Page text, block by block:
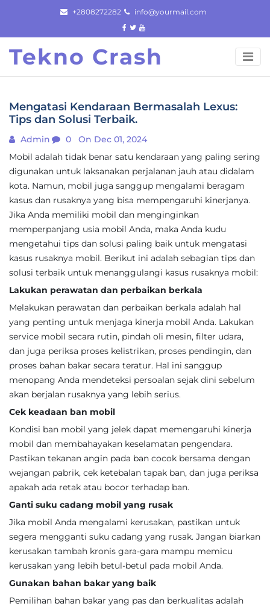
content
+2808272282 info@yourmail.com
Tekno Crash
Mengatasi Kendaraan Bermasalah Lexus:
Tips dan Solusi Terbaik.
Admin 0
On Dec 01, 2024
Mobil adalah tidak benar satu kendaraan yang paling sering
digunakan untuk laksanakan perjalanan jauh atau didalam
kota. Namun, mobil juga sanggup mengalami beragam
kasus dan rusaknya yang bisa mempengaruhi kinerjanya.
Jika Anda memiliki mobil dan menginginkan
memperpanjang usia mobil Anda, maka Anda kudu
mengetahui tips dan solusi paling baik untuk mengatasi
kasus rusaknya mobil. Berikut ini adalah sebagian tips dan
solusi terbaik untuk menanggulangi kasus rusaknya mobil:
Lakukan perawatan dan perbaikan berkala
Melakukan perawatan dan perbaikan berkala adalah hal
yang penting untuk menjaga kinerja mobil Anda. Lakukan
service mobil secara rutin, pindah oli mesin, filter udara,
dan juga periksa proses kelistrikan, proses pendingin, dan
proses bahan bakar secara teratur. Hal ini sanggup
menopang Anda mendeteksi persoalan sejak dini sebelum
akan berjalan rusaknya yang lebih serius.
Cek keadaan ban mobil
Kondisi ban mobil yang jelek dapat memengaruhi kinerja
mobil dan membahayakan keselamatan pengendara.
Pastikan tekanan angin pada ban cocok bersama dengan
wejangan pabrik, cek ketebalan tapak ban, dan juga periksa
apakah ada retak atau bocor terhadap ban.
Ganti suku cadang mobil yang rusak
Jika mobil Anda mengalami kerusakan, pastikan untuk
segera mengganti suku cadang yang rusak. Jangan biarkan
kerusakan tambah kronis gara-gara mampu memicu
kerusakan yang lebih betul-betul pada mobil Anda.
Gunakan bahan bakar yang baik
Pemilihan bahan bakar yang pas dan berkualitas adalah